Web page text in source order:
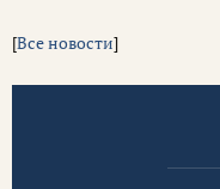
[Все новости]